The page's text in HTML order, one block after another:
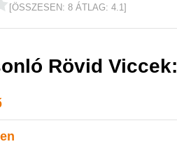
[ÖSSZESEN: 8 ÁTLAG: 4.1]
Rövid Viccek: